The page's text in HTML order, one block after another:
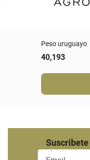
Peso uruguayo
40,193